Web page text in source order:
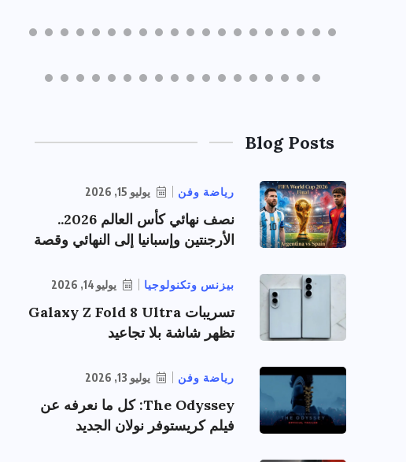
Blog Posts
رياضة وفن يوليو 15, 2026
نصف نهائي كأس العالم 2026..
الأرجنتين وإسبانيا إلى النهائي وقصة
بيزنس وتكنولوجيا يوليو 14, 2026
تسريبات Galaxy Z Fold 8 Ultra
تظهر شاشة بلا تجاعيد
رياضة وفن يوليو 13, 2026
The Odyssey: كل ما نعرفه عن
فيلم كريستوفر نولان الجديد